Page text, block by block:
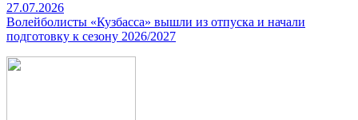
27.07.2026
Волейболисты «Кузбасса» вышли из отпуска и начали
подготовку к сезону 2026/2027